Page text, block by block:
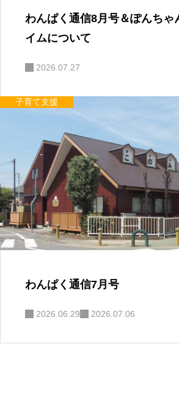
わんぱく通信8月号＆ぽんちゃ
イムについて
2026.07.27
子育て支援
わんぱく通信7月号
2026.06.29 2026.07.06